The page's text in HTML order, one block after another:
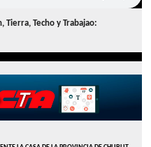
Tierra, Techo y Trabajao: